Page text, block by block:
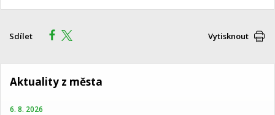
Sdílet Vytisknout
Aktuality z města
6. 8. 2026